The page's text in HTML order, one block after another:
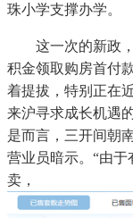
珠小学支撑办学。
这一次的新政，
积金领取购房首付
着提拔，特别正在
来沪寻求成长机遇
是而言，三开间朝
营业员暗示。“由
卖，